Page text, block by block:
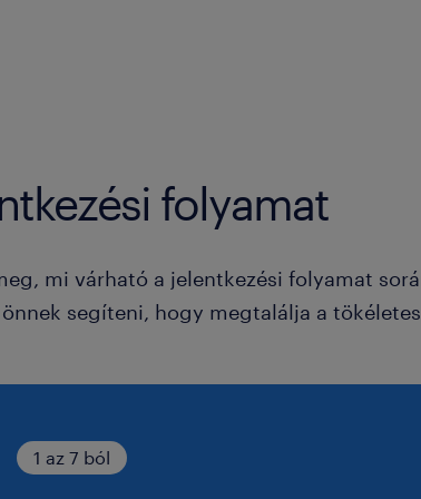
folyamat
mi várható a jelentkezési folyamat
segíteni, hogy megtalálja a
1 az 7 ból